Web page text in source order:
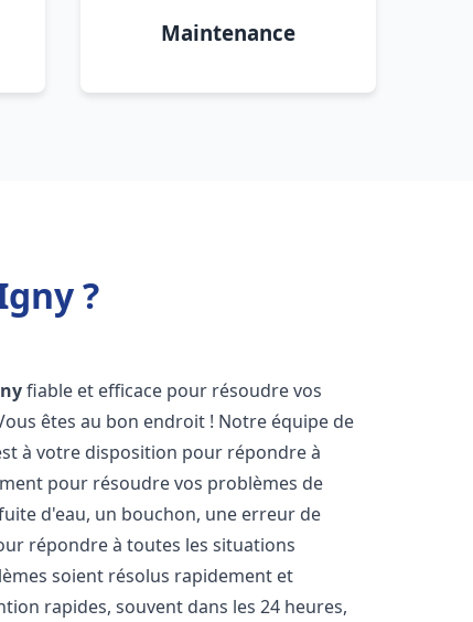
Maintenance
?
fiable et efficace pour résoudre vos
êtes au bon endroit ! Notre équipe de
à votre disposition pour répondre à
pour résoudre vos problèmes de
d'eau, un bouchon, une erreur de
répondre à toutes les situations
soient résolus rapidement et
rapides, souvent dans les 24 heures,